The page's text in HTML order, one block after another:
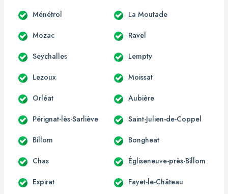
Ménétrol La Moutade
Mozac Ravel
Seychalles Lempty
Lezoux Moissat
Orléat Aubière
Pérignat-lès-Sarliève Saint-Julien-de-Coppel
Billom Bongheat
Chas Égliseneuve-près-Billom
Espirat Fayet-le-Château